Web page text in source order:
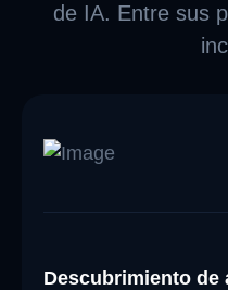
de IA. Entre sus
Descubrimiento de